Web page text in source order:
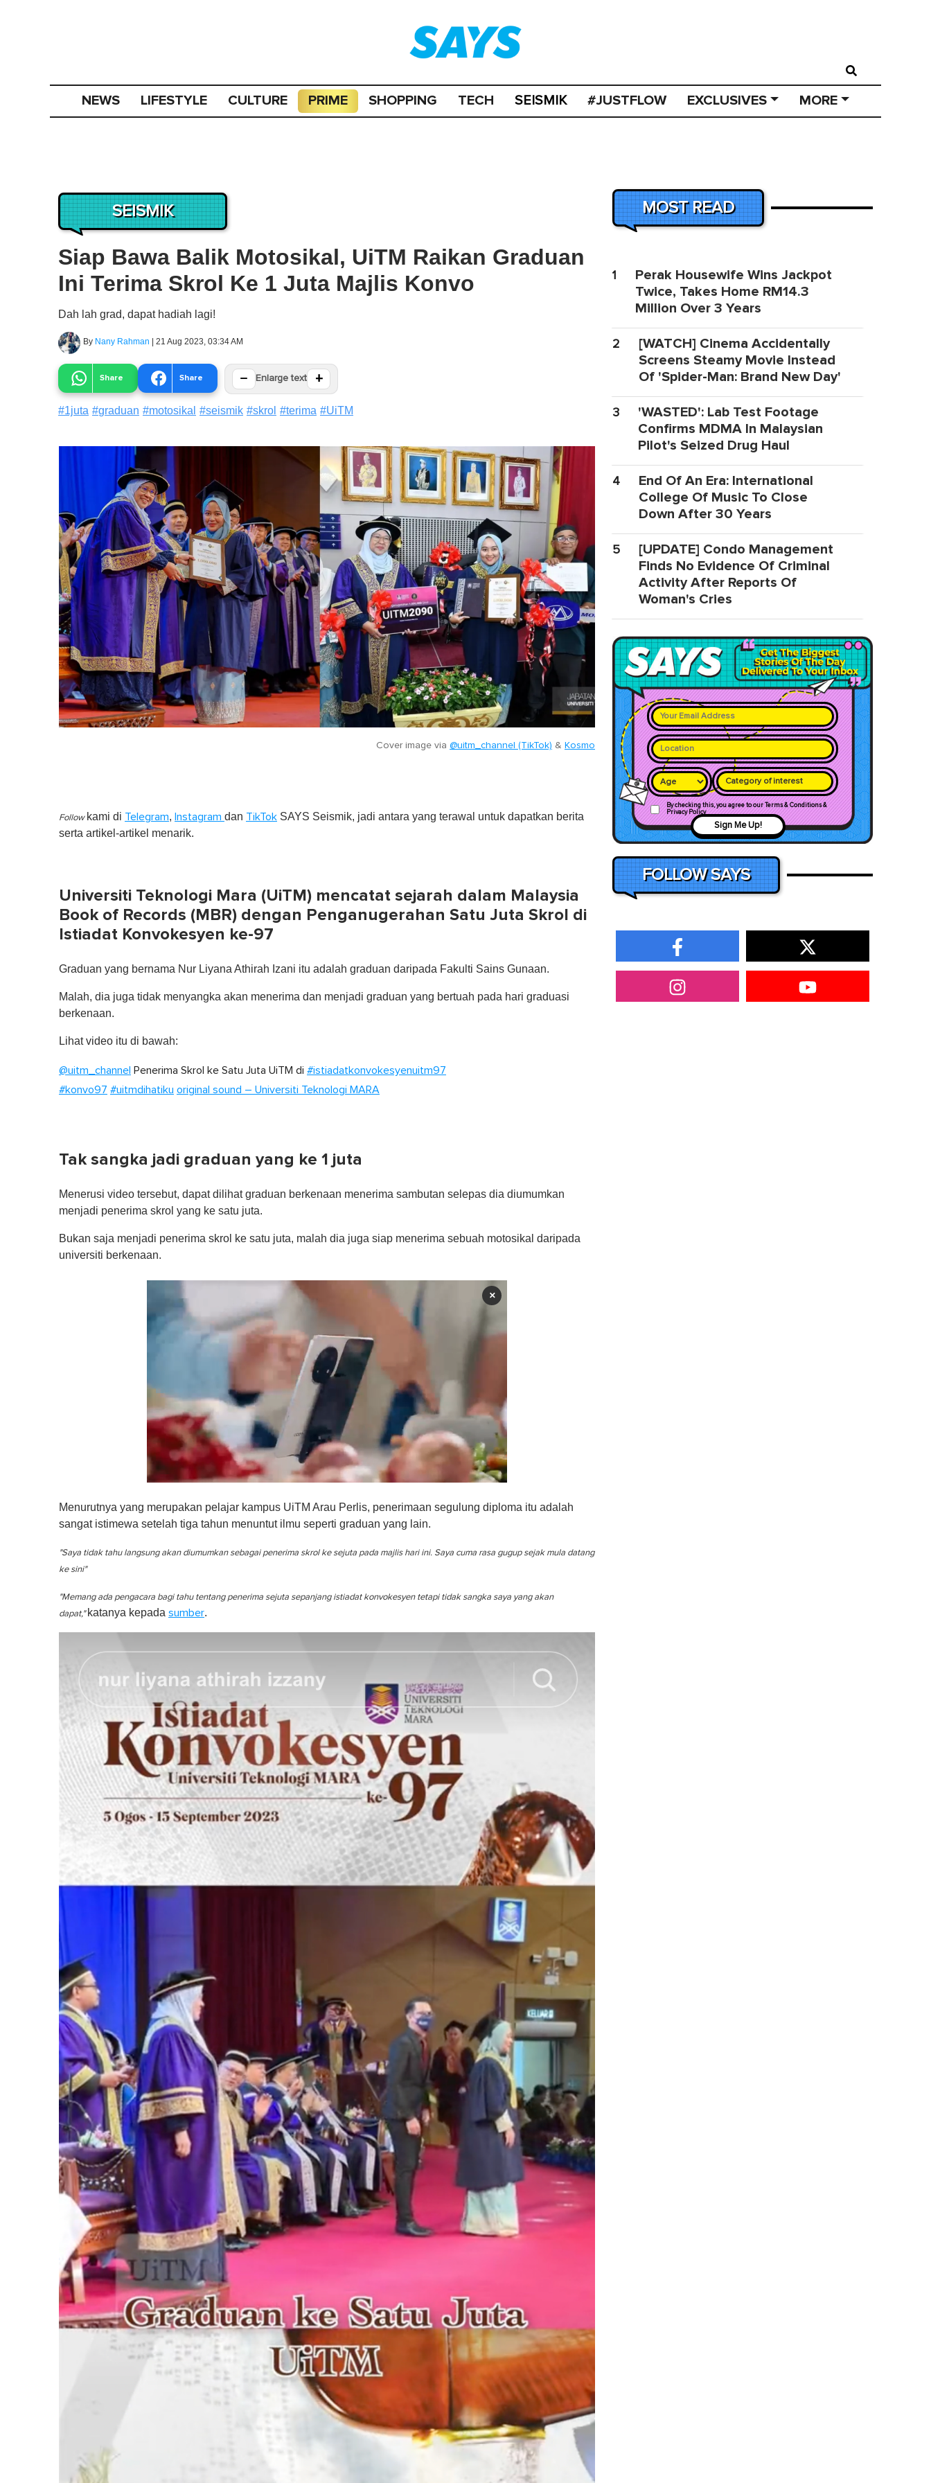
NEWS LIFESTYLE CULTURE PRIME SHOPPING TECH SEISMIK #JUSTFLOW EXCLUSIVES MORE
SEISMIK
Siap Bawa Balik Motosikal, UiTM Raikan Graduan
Ini Terima Skrol Ke 1 Juta Majlis Konvo
Dah lah grad, dapat hadiah lagi!
By Nany Rahman | 21 Aug 2023, 03:34 AM
Share Share − Enlarge text +
#1juta #graduan #motosikal #seismik #skrol #terima #UiTM
Cover image via @uitm_channel (TikTok) & Kosmo
Follow kami di Telegram, Instagram dan TikTok SAYS Seismik, jadi antara yang terawal untuk dapatkan berita
serta artikel-artikel menarik.
Universiti Teknologi Mara (UiTM) mencatat sejarah dalam Malaysia
Book of Records (MBR) dengan Penganugerahan Satu Juta Skrol di
Istiadat Konvokesyen ke-97
Graduan yang bernama Nur Liyana Athirah Izani itu adalah graduan daripada Fakulti Sains Gunaan.
Malah, dia juga tidak menyangka akan menerima dan menjadi graduan yang bertuah pada hari graduasi
berkenaan.
Lihat video itu di bawah:
@uitm_channel Penerima Skrol ke Satu Juta UiTM di #istiadatkonvokesyenuitm97
#konvo97 #uitmdihatiku original sound – Universiti Teknologi MARA
Tak sangka jadi graduan yang ke 1 juta
Menerusi video tersebut, dapat dilihat graduan berkenaan menerima sambutan selepas dia diumumkan
menjadi penerima skrol yang ke satu juta.
Bukan saja menjadi penerima skrol ke satu juta, malah dia juga siap menerima sebuah motosikal daripada
universiti berkenaan.
×
f
1
n
,
0
o
u
e
0
%
Menurutnya yang merupakan pelajar kampus UiTM Arau Perlis, penerimaan segulung diploma itu adalah
sangat istimewa setelah tiga tahun menuntut ilmu seperti graduan yang lain.
"Saya tidak tahu langsung akan diumumkan sebagai penerima skrol ke sejuta pada majlis hari ini. Saya cuma rasa gugup sejak mula datang
ke sini"
"Memang ada pengacara bagi tahu tentang penerima sejuta sepanjang istiadat konvokesyen tetapi tidak sangka saya yang akan
dapat," katanya kepada sumber.
MOST READ
1
Perak Housewife Wins Jackpot
Twice, Takes Home RM14.3
Million Over 3 Years
2
[WATCH] Cinema Accidentally
Screens Steamy Movie Instead
Of 'Spider-Man: Brand New Day'
3
'WASTED': Lab Test Footage
Confirms MDMA In Malaysian
Pilot's Seized Drug Haul
4
End Of An Era: International
College Of Music To Close
Down After 30 Years
5
[UPDATE] Condo Management
Finds No Evidence Of Criminal
Activity After Reports Of
Woman's Cries
Category of interest
By checking this, you agree to our Terms & Conditions &
Privacy Policy
Sign Me Up!
FOLLOW SAYS